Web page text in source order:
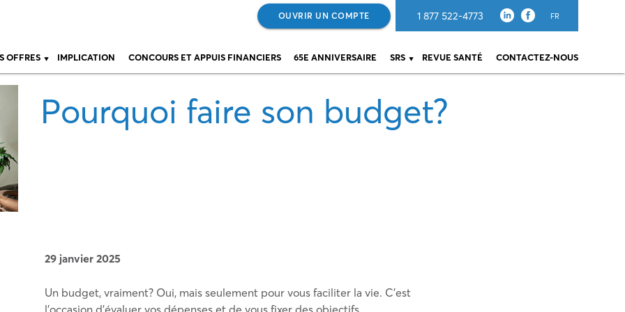
OUVRIR UN COMPTE 1 877 522-4773 FR
OFFRES IMPLICATION CONCOURS ET APPUIS FINANCIERS 65E ANNIVERSAIRE SRS REVUE SANTÉ CONTACTEZ-NOUS
Pourquoi faire son budget?
29 janvier 2025
Un budget, vraiment? Oui, mais seulement pour vous faciliter la vie. C’est
l’occasion d’évaluer vos dépenses et de vous fixer des objectifs.